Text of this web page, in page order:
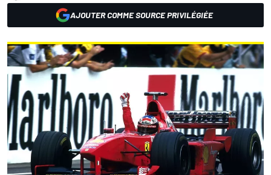
AJOUTER COMME SOURCE PRIVILÉGIÉE